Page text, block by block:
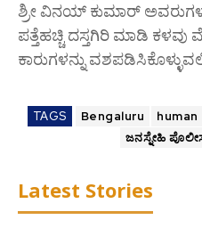
ಶ್ರೀ ವಿನಯ್ ಕುಮಾರ್
ಪತ್ತೆಹಚ್ಚಿ ದಸ್ತಗಿರಿ ಮಾಡಿ
ಕಾರುಗಳನ್ನು
TAGS Bengaluru human
ಜನಸ್ನೇಹಿ
Latest Stories